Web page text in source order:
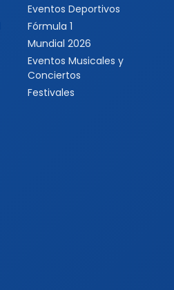
Eventos Deportivos
Fórmula 1
Mundial 2026
Eventos Musicales y
Conciertos
Festivales